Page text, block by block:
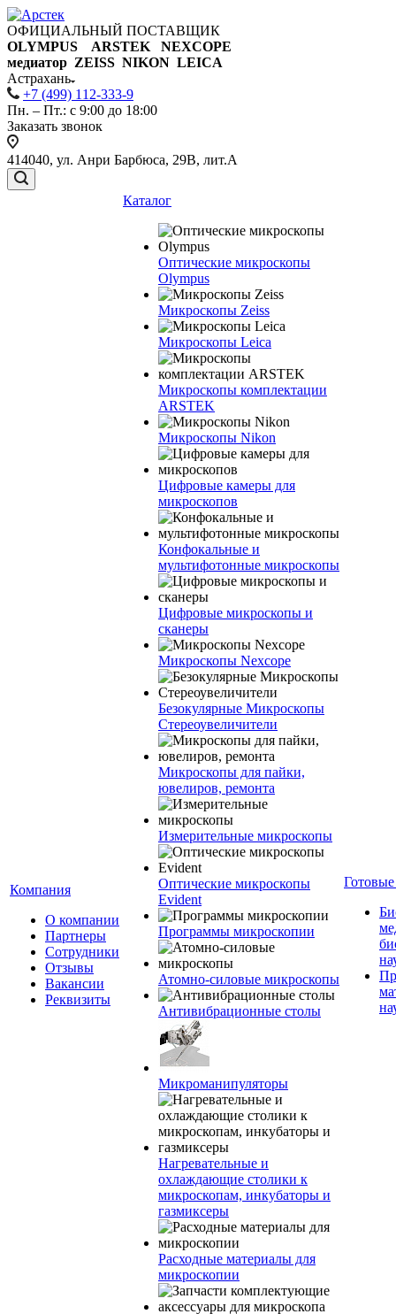
ОФИЦИАЛЬНЫЙ ПОСТАВЩИК
OLYMPUS ARSTEK NEXCOPE
медиатор ZEISS NIKON LEICA
Астрахань
+7 (499) 112-333-9
Пн. – Пт.: с 9:00 до 18:00
Заказать звонок
414040, ул. Анри Барбюса, 29В, лит.А
Компания
О компании
Партнеры
Сотрудники
Отзывы
Вакансии
Реквизиты
Каталог
Оптические микроскопы
Olympus
Микроскопы Zeiss
Микроскопы Leica
Микроскопы комплектации
ARSTEK
Микроскопы Nikon
Цифровые камеры для
микроскопов
Конфокальные и
мультифотонные микроскопы
Цифровые микроскопы и
сканеры
Микроскопы Nexcope
Безокулярные Микроскопы
Стереоувеличители
Микроскопы для пайки,
ювелиров, ремонта
Измерительные микроскопы
Оптические микроскопы
Evident
Программы микроскопии
Атомно-силовые микроскопы
Антивибрационные столы
Микроманипуляторы
Нагревательные и
охлаждающие столики к
микроскопам, инкубаторы и
газмиксеры
Расходные материалы для
микроскопии